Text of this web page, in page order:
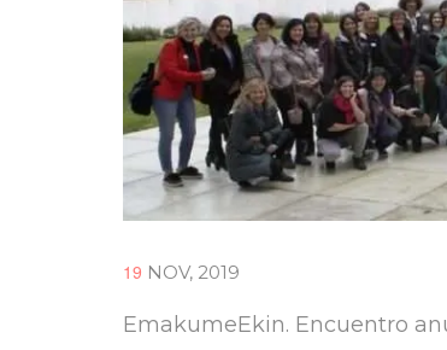
19 NOV, 2019
EmakumeEkin. Encuentro